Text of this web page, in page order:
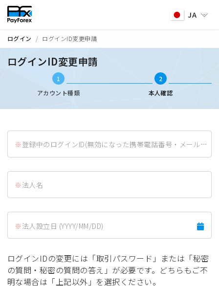
JA
ログイン ログインID変更申請
ログインID変更申請
1
アカウント種類
2
本人確認
登録中のログインID(無効になった携帯電話番号・メールアドレス)
法人名
法人設立日 (YYYY/MM/DD)
ログインIDの変更には「取引パスワード」または「秘密
の質問・秘密の質問の答え」が必要です。どちらもご不
明な場合は「上記以外」を選択ください。